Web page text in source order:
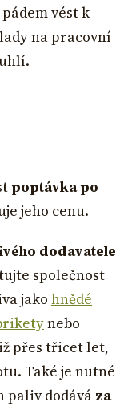
vést k
na pracovní
poptávka po
jeho cenu.
dodavatele
společnost
jako hnědé
nebo
přes třicet let,
Také je nutné
paliv dodává za